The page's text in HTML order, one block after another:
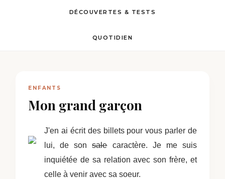
DÉCOUVERTES & TESTS
QUOTIDIEN
ENFANTS
Mon grand garçon
J'en ai écrit des billets pour vous parler de
lui, de sonsalecaractère. Je me suis
inquiétée de sa relation avec son frère, et
celle à venir avec sa soeur.